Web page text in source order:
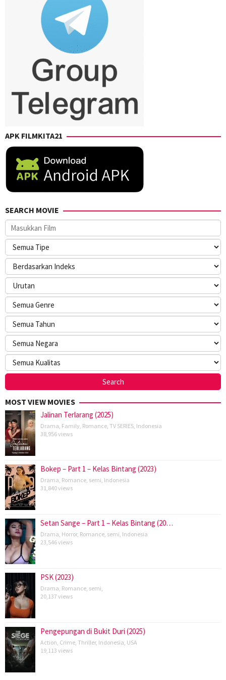
APK FILMKITA21
SEARCH MOVIE
MOST VIEW MOVIES
Jalinan Terlarang (2025)
Drama Family Romance TV SERIES Indonesia
38,956 views
Bokep – Part 1 – Kelas Bintang (2023)
Drama Romance semi Indonesia
31,840 views
Setan Sange – Part 1 – Kelas Bintang (20…
Drama Horror, Romance semi Indonesia
23,546 views
PSK (2023)
Drama Romance semi
20,137 views
Pengepungan di Bukit Duri (2025)
Action Crime Thriller, Indonesia USA
19,113 views